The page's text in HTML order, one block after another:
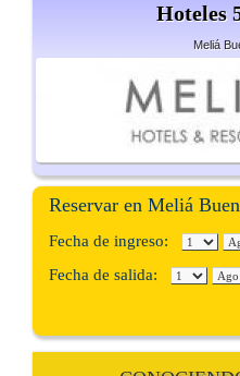
Hoteles
Meliá
Reservar en Meliá
Fecha de ingreso:
Fecha de salida: